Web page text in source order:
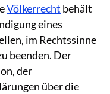
Völkerrecht behält
eines
im Rechtssinne
beenden. Der
der
über die